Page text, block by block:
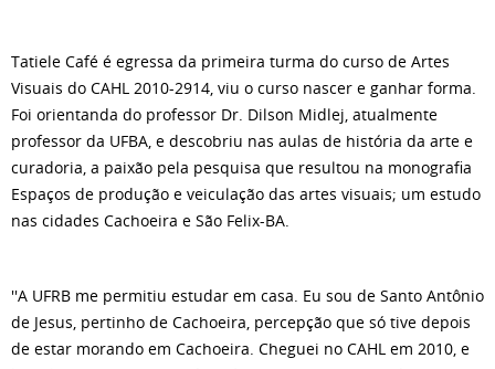
Tatiele Café é egressa da primeira turma do curso de Artes
Visuais do CAHL 2010-2914, viu o curso nascer e ganhar forma.
Foi orientanda do professor Dr. Dilson Midlej, atualmente
professor da UFBA, e descobriu nas aulas de história da arte e
curadoria, a paixão pela pesquisa que resultou na monografia
Espaços de produção e veiculação das artes visuais; um estudo
nas cidades Cachoeira e São Felix-BA.
''A UFRB me permitiu estudar em casa. Eu sou de Santo Antônio
de Jesus, pertinho de Cachoeira, percepção que só tive depois
de estar morando em Cachoeira. Cheguei no CAHL em 2010, e